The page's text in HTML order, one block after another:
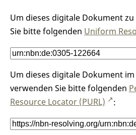
Um dieses digitale Dokument
Sie bitte folgenden Uniform
Um dieses digitale Dokument
verwenden Sie bitte folgenden
Resource Locator (PURL)
: